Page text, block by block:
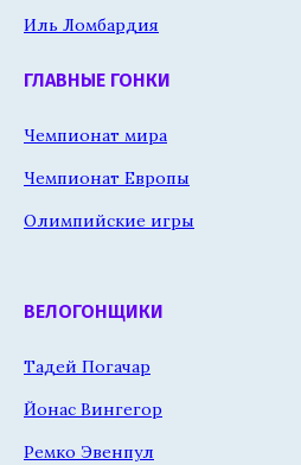
Иль Ломбардия
ГЛАВНЫЕ ГОНКИ
Чемпионат мира
Чемпионат Европы
Олимпийские игры
ВЕЛОГОНЩИКИ
Тадей Погачар
Йонас Вингегор
Ремко Эвенпул